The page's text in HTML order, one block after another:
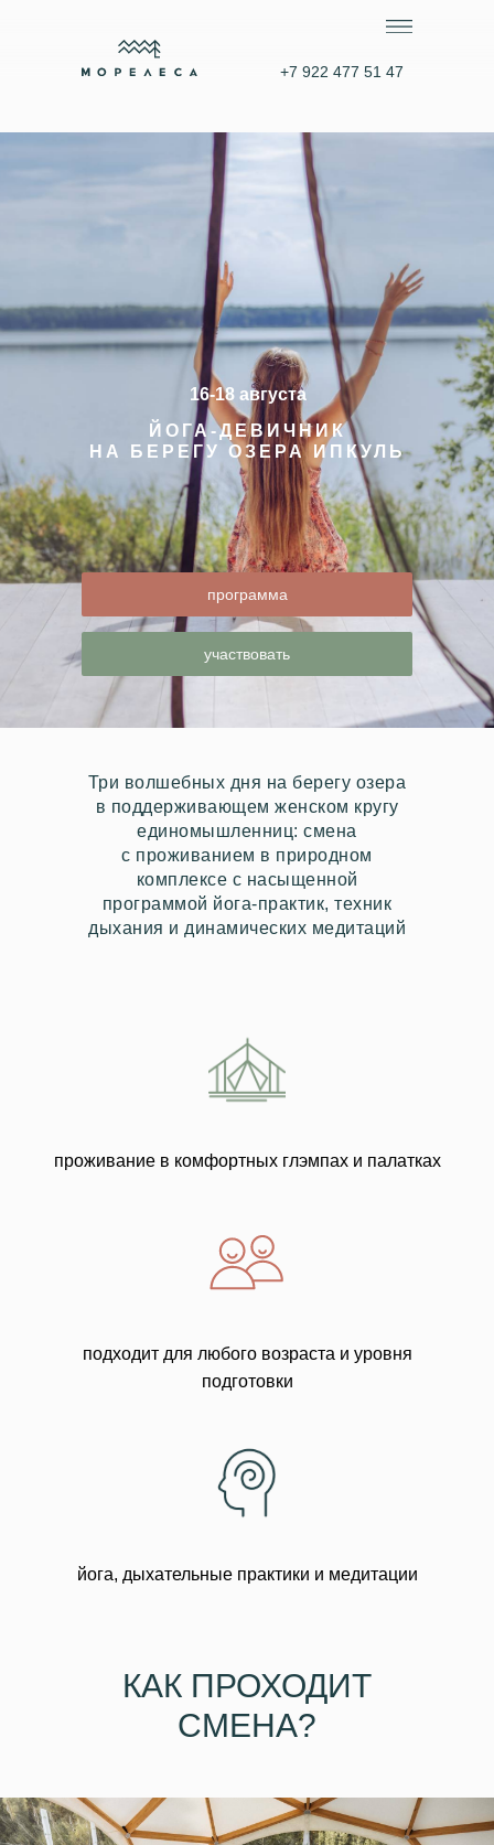
+7 922 477 51 47
где жить
баня
природа бар
ЙОГА-ДЕВИЧНИК
НА БЕРЕГУ ОЗЕРА ИПКУЛЬ
программа
16-18 августа
участвовать
Три волшебных дня на берегу озера
в поддерживающем женском кругу
единомышленниц: смена
с проживанием в природном
комплексе с насыщенной
программой йога-практик, техник
дыхания и динамических медитаций
проживание в комфортных глэмпах и палатках
подходит для любого возраста и уровня
подготовки
йога, дыхательные практики и медитации
КАК ПРОХОДИТ
СМЕНА?